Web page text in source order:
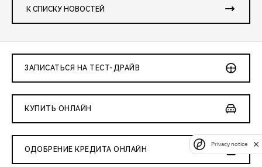
К СПИСКУ НОВОСТЕЙ
ЗАПИСАТЬСЯ НА ТЕСТ-ДРАЙВ
КУПИТЬ ОНЛАЙН
ОДОБРЕНИЕ КРЕДИТА ОНЛАЙН
Privacy notice